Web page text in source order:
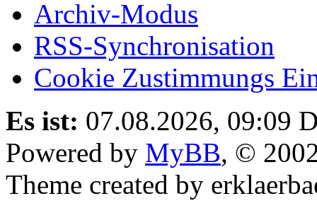
Archiv-Modus
RSS-Synchronisation
Cookie Zustimmungs
Es ist: 07.08.2026, 09:09
Powered by MyBB, ©
Theme created by